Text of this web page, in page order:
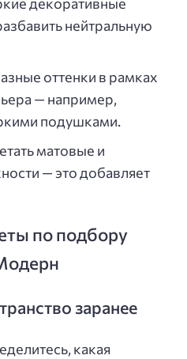
нейтральную
оттенки в рамках
— например,
подушками.
матовые и
— это добавляет
по подбору
заранее
какая